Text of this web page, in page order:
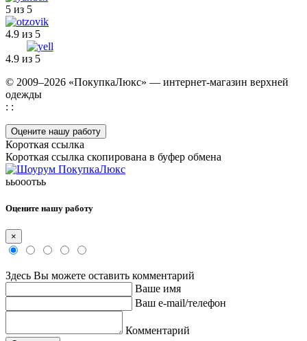
5 из 5
4.9 из 5
4.9 из 5
© 2009–2026 «ПокупкаЛюкс» — интернет-магазин верхней
одежды
: :
Оцените нашу работу
Короткая ссылка
Короткая ссылка скопирована в буфер обмена
ььооотьь
Оцените нашу работу
×
Здесь Вы можете оставить комментарий
Ваше имя
Ваш e-mail/телефон
Комментарий